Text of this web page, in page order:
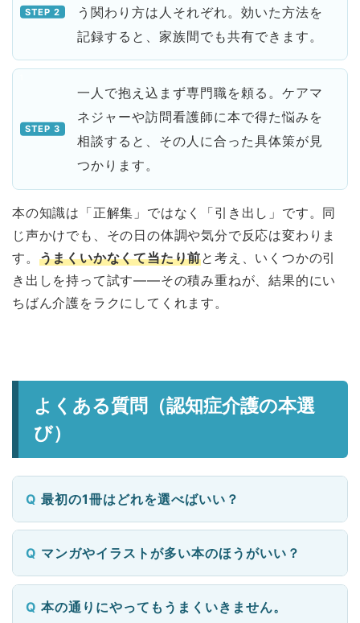
う関わり方は人それぞれ。効いた方法を
記録すると、家族間でも共有できます。
一人で抱え込まず専門職を頼る。ケアマ
ネジャーや訪問看護師に本で得た悩みを
相談すると、その人に合った具体策が見
つかります。
本の知識は「正解集」ではなく「引き出し」です。同
じ声かけでも、その日の体調や気分で反応は変わりま
す。 うまくいかなくて当たり前と考え、いくつかの引
き出しを持って試す——その積み重ねが、結果的にい
ちばん介護をラクにしてくれます。
よくある質問（認知症介護の本選
び）
最初の1冊はどれを選べばいい？
マンガやイラストが多い本のほうがいい？
本の通りにやってもうまくいきません。